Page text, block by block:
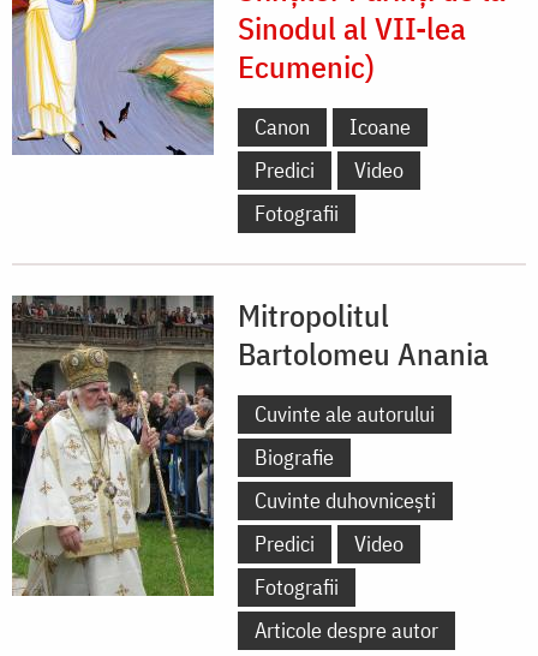
Sinodul al VII-lea
Ecumenic)
Canon
Icoane
Predici
Video
Fotografii
Mitropolitul
Bartolomeu Anania
Cuvinte ale autorului
Biografie
Cuvinte duhovnicești
Predici
Video
Fotografii
Articole despre autor